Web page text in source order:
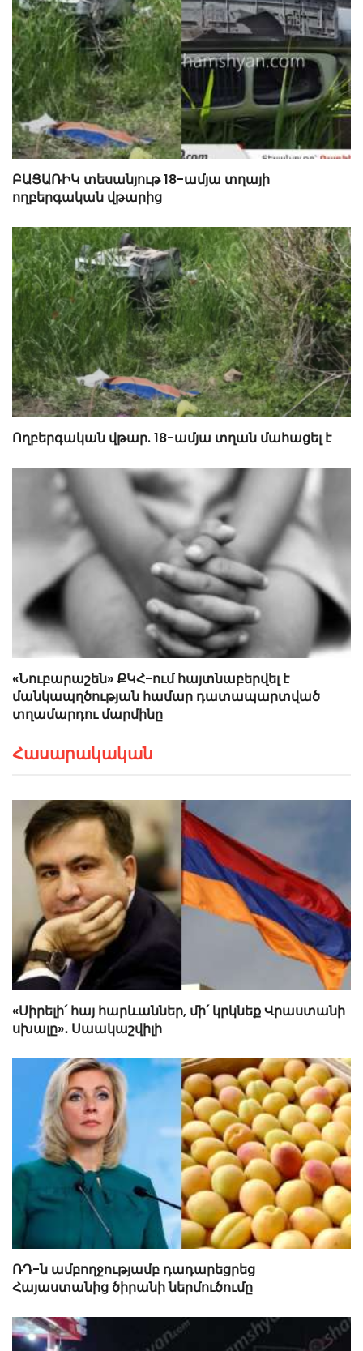
ԲԱՑԱՌԻԿ տեսանյութ 18-ամյա տղայի
ողբերգական վթարից
Ողբերգական վթար. 18-ամյա տղան մահացել է
«Նուբարաշեն» ՔԿՀ-ում հայտնաբերվել է
մանկապղծության համար դատապարտված
տղամարդու մարմինը
Հասարակական
«Սիրելի՛ հայ հարևաններ, մի՛ կրկնեք Վրաստանի
սխալը»․ Սաակաշվիլի
ՌԴ-ն ամբողջությամբ դադարեցրեց
Հայաստանից ծիրանի ներմուծումը